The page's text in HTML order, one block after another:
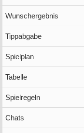
Wunschergebnis
Tippabgabe
Spielplan
Tabelle
Spielregeln
Chats